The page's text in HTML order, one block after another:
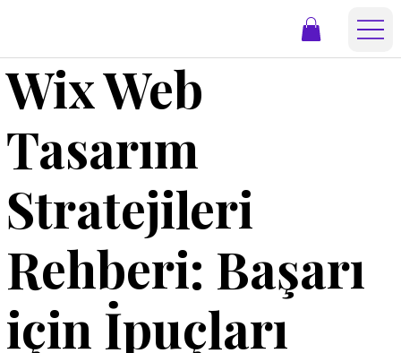
Wix Web
Tasarım
Stratejileri
Rehberi: Başarı
için İpuçları